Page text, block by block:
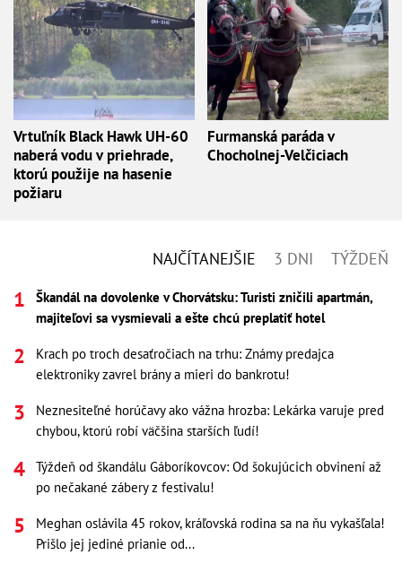
Vrtuľník Black Hawk UH-60
naberá vodu v priehrade,
ktorú použije na hasenie
požiaru
Furmanská paráda v
Chocholnej-Velčiciach
NAJČÍTANEJŠIE 3 DNI TÝŽDEŇ
Škandál na dovolenke v Chorvátsku: Turisti zničili apartmán,
majiteľovi sa vysmievali a ešte chcú preplatiť hotel
Krach po troch desaťročiach na trhu: Známy predajca
elektroniky zavrel brány a mieri do bankrotu!
Neznesiteľné horúčavy ako vážna hrozba: Lekárka varuje pred
chybou, ktorú robí väčšina starších ľudí!
Týždeň od škandálu Gáboríkovcov: Od šokujúcich obvinení až
po nečakané zábery z festivalu!
Meghan oslávila 45 rokov, kráľovská rodina sa na ňu vykašľala!
Prišlo jej jediné prianie od...